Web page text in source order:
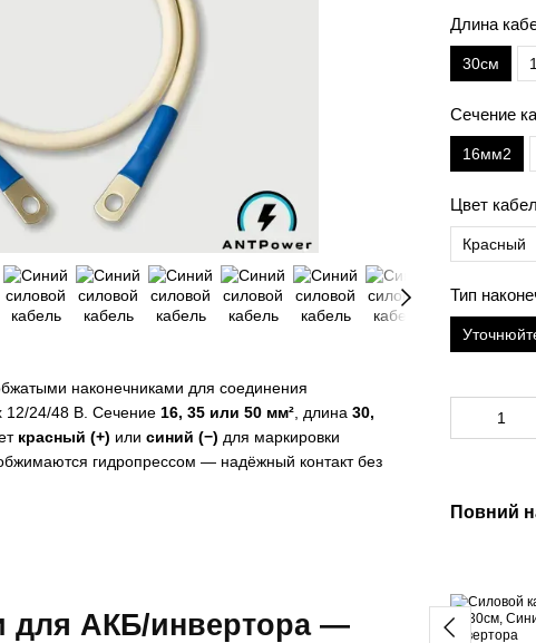
наконечниками для соединения
12/24/48 В. Сечение 16, 35 или 50 мм² , длина 30,
красный (+) или синий (−) для маркировки
гидропрессом — надёжный контакт без
для АКБ/инвертора —
Длина
30см
Сечение
16мм2
Цвет
Красный
Тип
Повний